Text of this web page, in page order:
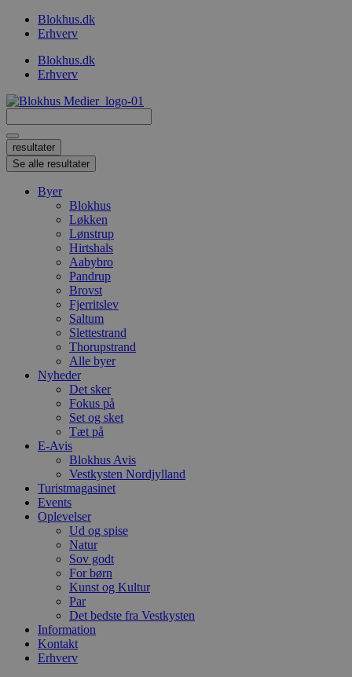
VidereBlokhus.dk
Erhverv
Blokhus.dk
Erhverv
...
resultater
Se alle resultater
Byer
Blokhus
Løkken
Lønstrup
Hirtshals
Aabybro
Pandrup
Brovst
Fjerritslev
Saltum
Slettestrand
Thorupstrand
Alle byer
Nyheder
Det sker
Fokus på
Set og sket
Tæt på
E-Avis
Blokhus Avis
Vestkysten Nordjylland
Turistmagasinet
Events
Oplevelser
Ud og spise
Natur
Sov godt
For børn
Kunst og Kultur
Par
Det bedste fra Vestkysten
Information
Kontakt
Erhverv